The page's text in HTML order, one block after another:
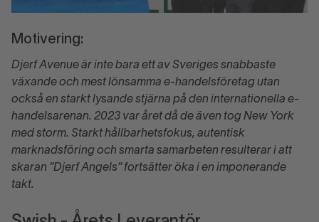
Motivering:
Djerf Avenue är inte bara ett av Sveriges snabbaste
växande och mest lönsamma e-handelsföretag utan
också en starkt lysande stjärna på den internationella e-
handelsarenan. 2023 var året då de även tog New York
med storm. Starkt hållbarhetsfokus, autentisk
marknadsföring och smarta samarbeten resulterar i att
skaran ”Djerf Angels” fortsätter öka i en imponerande
takt.